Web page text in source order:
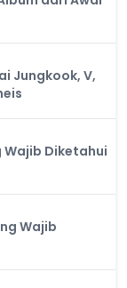
Jungkook, V,
Wajib Diketahui
Wajib